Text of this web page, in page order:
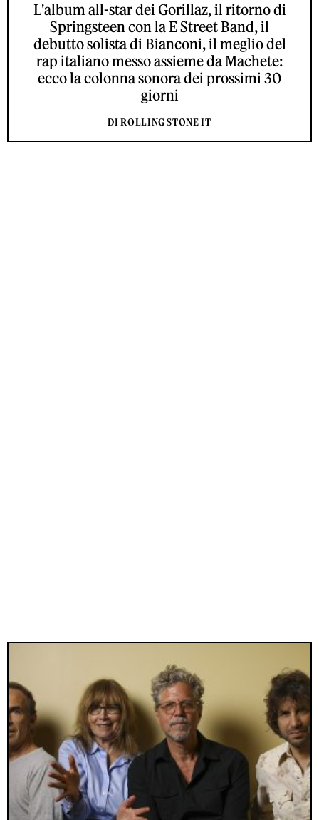
L'album all-star dei Gorillaz, il ritorno di
Springsteen con la E Street Band, il
debutto solista di Bianconi, il meglio del
rap italiano messo assieme da Machete:
ecco la colonna sonora dei prossimi 30
giorni
DI ROLLING STONE IT